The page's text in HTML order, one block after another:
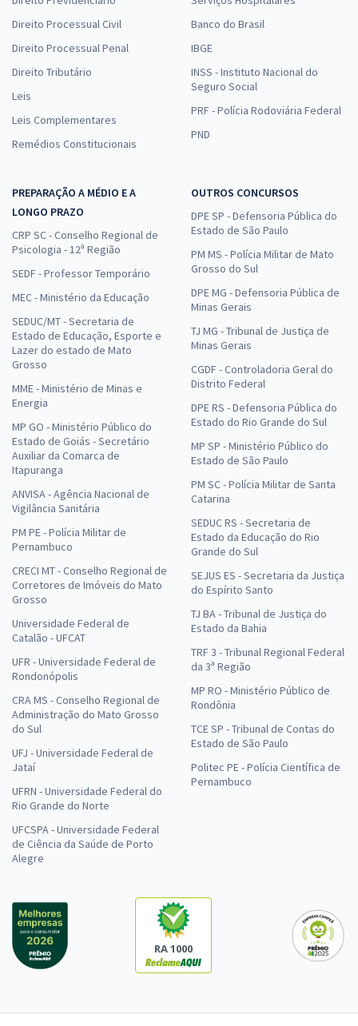
Direito Processual Civil
Direito Processual Penal
Direito Tributário
Leis
Leis Complementares
Remédios Constitucionais
Banco do Brasil
IBGE
INSS - Instituto Nacional do
Seguro Social
PRF - Polícia Rodoviária Federal
PND
PREPARAÇÃO A MÉDIO E A
LONGO PRAZO
CRP SC - Conselho Regional de
Psicologia - 12ª Região
SEDF - Professor Temporário
MEC - Ministério da Educação
SEDUC/MT - Secretaria de
Estado de Educação, Esporte e
Lazer do estado de Mato
Grosso
MME - Ministério de Minas e
Energia
MP GO - Ministério Público do
Estado de Goiás - Secretário
Auxiliar da Comarca de
Itapuranga
ANVISA - Agência Nacional de
Vigilância Sanitária
PM PE - Polícia Militar de
Pernambuco
CRECI MT - Conselho Regional de
Corretores de Imóveis do Mato
Grosso
Universidade Federal de
Catalão - UFCAT
UFR - Universidade Federal de
Rondonópolis
CRA MS - Conselho Regional de
Administração do Mato Grosso
do Sul
UFJ - Universidade Federal de
Jataí
UFRN - Universidade Federal do
Rio Grande do Norte
UFCSPA - Universidade Federal
de Ciência da Saúde de Porto
Alegre
OUTROS CONCURSOS
DPE SP - Defensoria Pública do
Estado de São Paulo
PM MS - Polícia Militar de Mato
Grosso do Sul
DPE MG - Defensoria Pública de
Minas Gerais
TJ MG - Tribunal de Justiça de
Minas Gerais
CGDF - Controladoria Geral do
Distrito Federal
DPE RS - Defensoria Pública do
Estado do Rio Grande do Sul
MP SP - Ministério Público do
Estado de São Paulo
PM SC - Polícia Militar de Santa
Catarina
SEDUC RS - Secretaria de
Estado da Educação do Rio
Grande do Sul
SEJUS ES - Secretaria da Justiça
do Espírito Santo
TJ BA - Tribunal de Justiça do
Estado da Bahia
TRF 3 - Tribunal Regional Federal
da 3ª Região
MP RO - Ministério Público de
Rondônia
TCE SP - Tribunal de Contas do
Estado de São Paulo
Politec PE - Polícia Científica de
Pernambuco
RA 1000